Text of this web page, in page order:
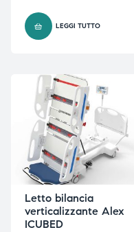
LEGGI TUTTO
Letto bilancia
verticalizzante Alex
ICUBED